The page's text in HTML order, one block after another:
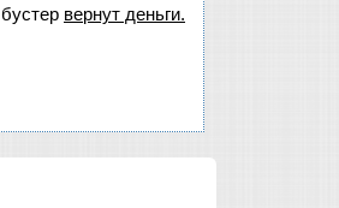
вернут деньги.